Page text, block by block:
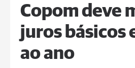
Copom deve
juros básicos
ao ano